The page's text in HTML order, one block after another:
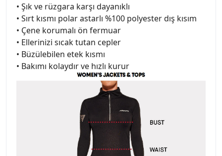
• Şık ve rüzgara karşı dayanıklı
• Sırt kısmı polar astarlı %100 polyester dış kısım
• Çene korumalı ön fermuar
• Ellerinizi sıcak tutan cepler
• Büzülebilen etek kısmı
• Bakımı kolaydır ve hızlı kurur